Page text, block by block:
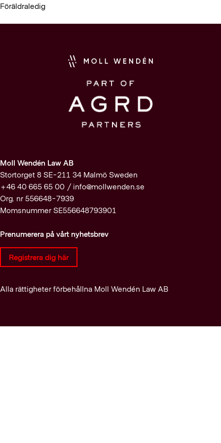
Föräldraledig
Moll Wendén Law AB
Stortorget 8 SE-211 34 Malmö Sweden
+46 40 665 65 00 / info@mollwenden.se
Org. nr 556648-7939
Momsnummer SE556648793901
Prenumerera på vårt nyhetsbrev
Registrera dig här
Alla rättigheter förbehållna Moll Wendén Law AB